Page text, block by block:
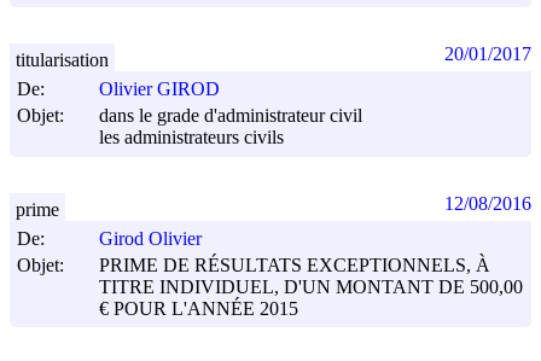
De:
Olivier GIROD
Objet:
dans le grade d'administrateur civil
les administrateurs civils
titularisation 20/01/2017
De:
Girod Olivier
Objet:
PRIME DE RÉSULTATS EXCEPTIONNELS, À
TITRE INDIVIDUEL, D'UN MONTANT DE 500,00
€ POUR L'ANNÉE 2015
prime 12/08/2016